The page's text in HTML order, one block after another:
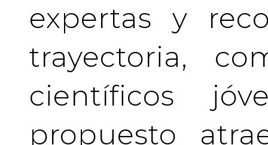
expertas y
trayectoria,
científicos
propuesto